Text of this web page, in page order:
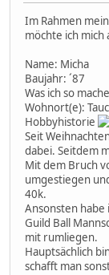
Im Rahmen
möchte ich mich
Name: Micha
Baujahr: ´87
Was ich so
Wohnort(e):
Hobbyhistorie
Seit
dabei. Seitdem
Mit dem Bruch
umgestiegen
40k.
Ansonsten habe
Guild Ball
mit rumliegen.
Hauptsächlich
schafft man